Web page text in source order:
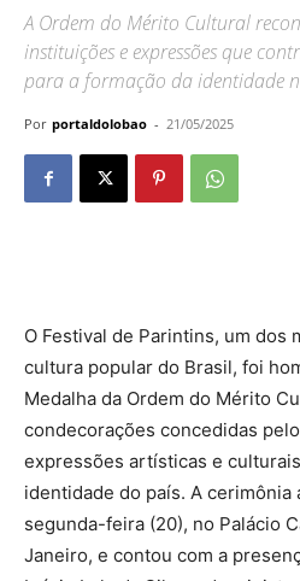
A Ordem do Mérito Cultural
instituições e expressões que
para a formação da identidade
Por portaldolobao - 21/05/2025
O Festival de Parintins, um dos
cultura popular do Brasil, foi
Medalha da Ordem do Mérito
condecorações concedidas
expressões artísticas e
identidade do país. A cerimônia
segunda-feira (20), no Palácio
Janeiro, e contou com a